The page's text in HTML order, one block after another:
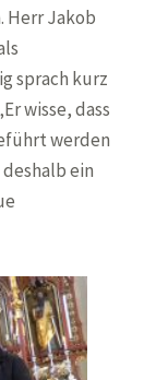
Herr Jakob
sprach kurz
wisse, dass
werden
ein